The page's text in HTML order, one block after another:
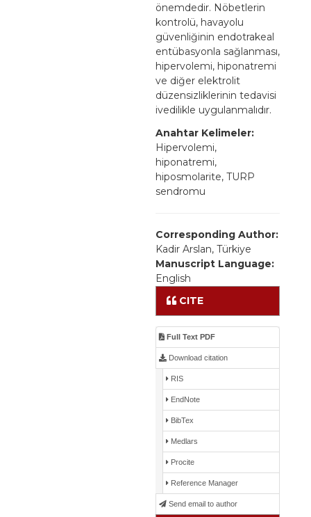
önemdedir. Nöbetlerin
kontrolü, havayolu
güvenliğinin endotrakeal
entübasyonla sağlanması,
hipervolemi, hiponatremi
ve diğer elektrolit
düzensizliklerinin tedavisi
ivedilikle uygulanmalıdır.
Anahtar Kelimeler:
Hipervolemi,
hiponatremi,
hiposmolarite, TURP
sendromu
Corresponding Author:
Kadir Arslan, Türkiye
Manuscript Language:
English
CITE
Full Text PDF
Download citation
RIS
EndNote
BibTex
Medlars
Procite
Reference Manager
Send email to author